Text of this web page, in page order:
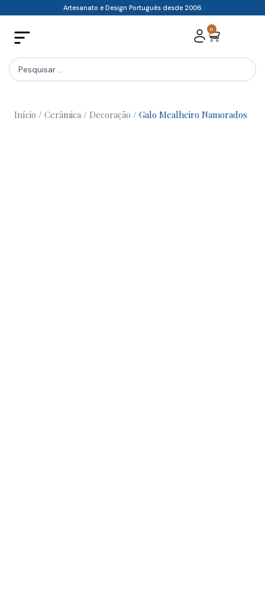
content
· Artesanato e Design Português desde 2006 ·
0
Cart
Search
...
Início / Cerâmica / Decoração / Galo Mealheiro Namorados